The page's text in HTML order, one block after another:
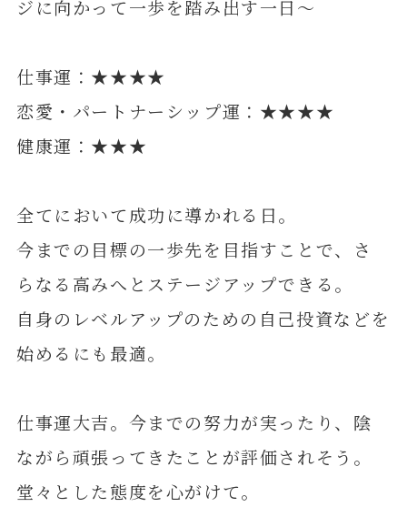
ジに向かって一歩を踏み出す一日～
仕事運：★★★★
恋愛・パートナーシップ運：★★★★
健康運：★★★
全てにおいて成功に導かれる日。
今までの目標の一歩先を目指すことで、さ
らなる高みへとステージアップできる。
自身のレベルアップのための自己投資などを
始めるにも最適。
仕事運大吉。今までの努力が実ったり、陰
ながら頑張ってきたことが評価されそう。
堂々とした態度を心がけて。